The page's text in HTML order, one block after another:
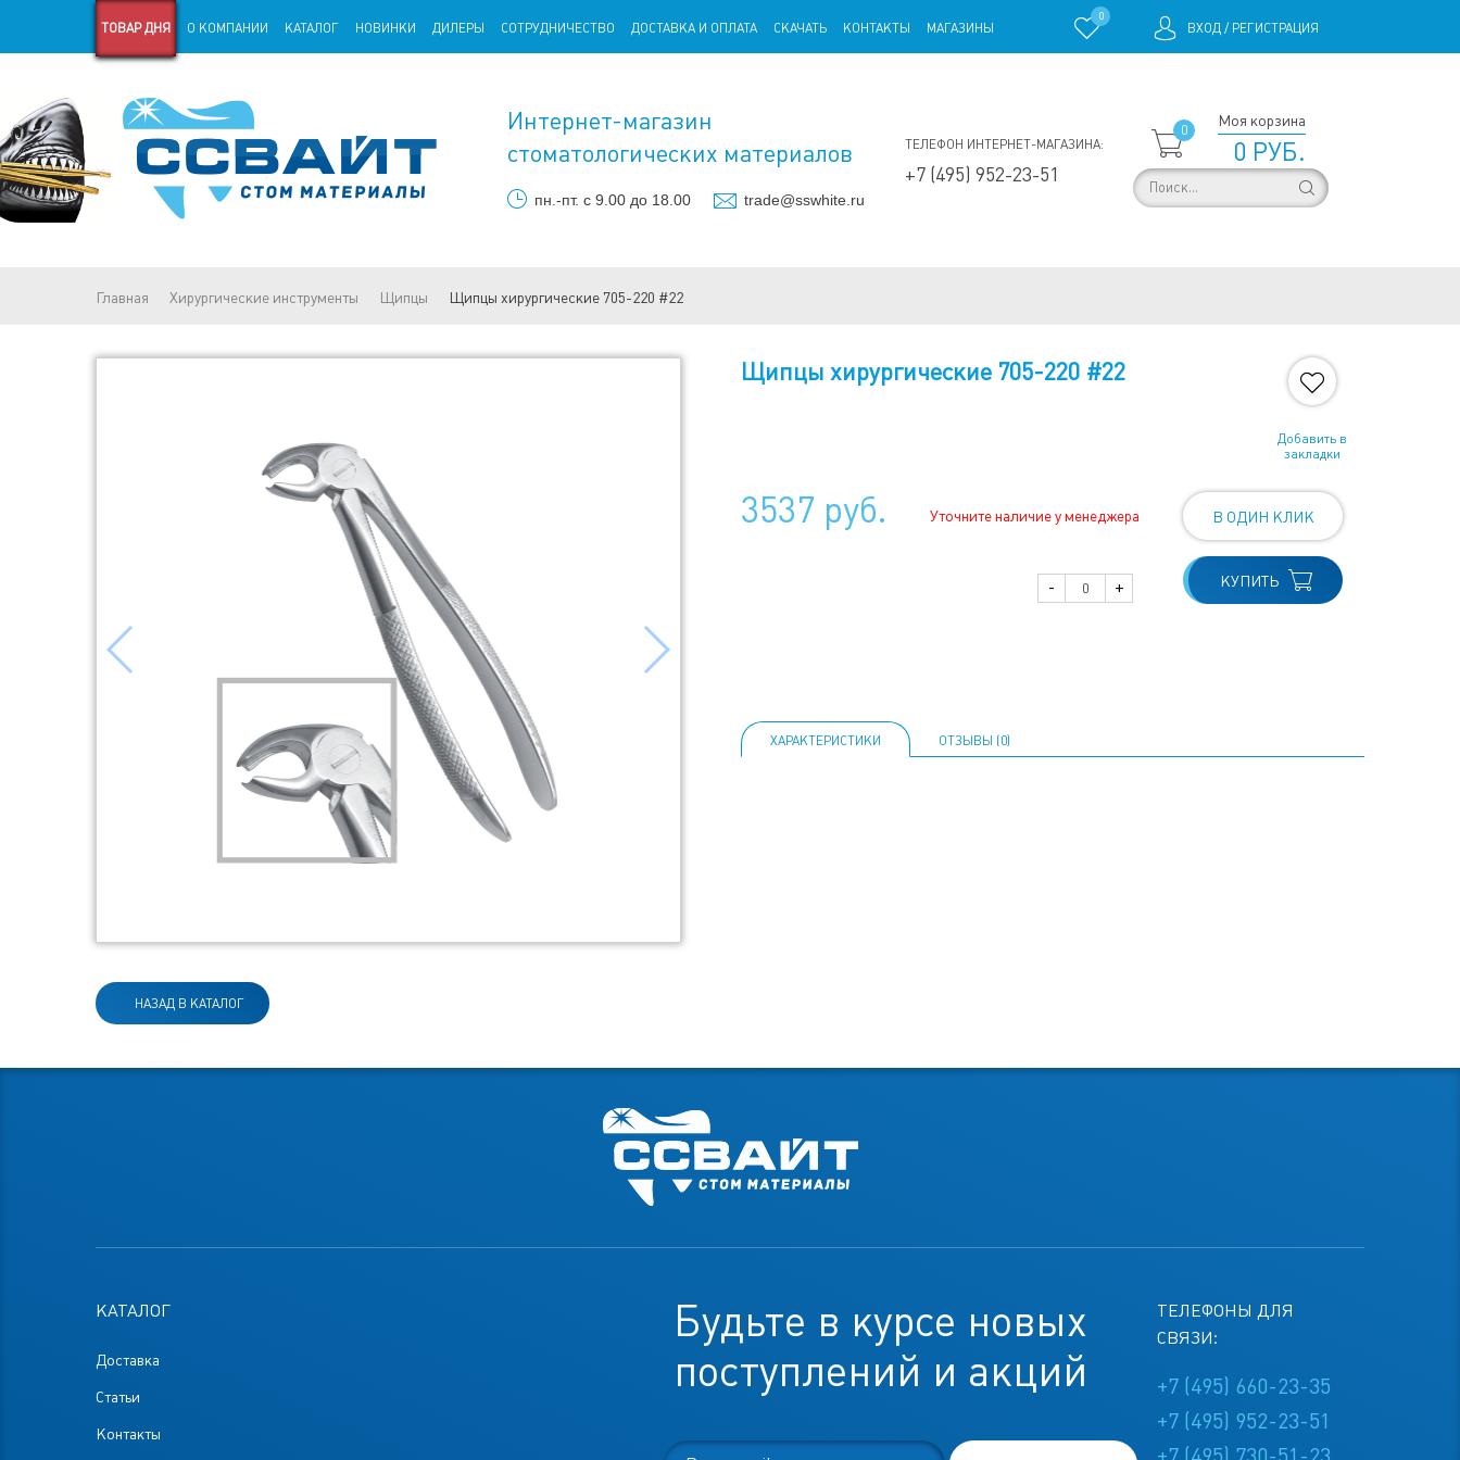
ТОВАР ДНЯ О КОМПАНИИ КАТАЛОГ НОВИНКИ ДИЛЕРЫ СОТРУДНИЧЕСТВО ДОСТАВКА И ОПЛАТА СКАЧАТЬ КОНТАКТЫ МАГАЗИНЫ
0
ВХОД / РЕГИСТРАЦИЯ
Интернет-магазин
стоматологических материалов
пн.-пт. с 9.00 до 18.00 trade@sswhite.ru
ТЕЛЕФОН ИНТЕРНЕТ-МАГАЗИНА:
+7 (495) 952-23-51
0
Моя корзина
0 РУБ.
Главная Хирургические инструменты Щипцы Щипцы хирургические 705-220 #22
НАЗАД В КАТАЛОГ
Щипцы хирургические 705-220 #22
Добавить в
закладки
3537 руб. Уточните наличие у менеджера
- +
В ОДИН КЛИК
КУПИТЬ
ХАРАКТЕРИСТИКИ ОТЗЫВЫ (0)
КАТАЛОГ
Доставка
Статьи
Контакты
Будьте в курсе новых
поступлений и акций
ТЕЛЕФОНЫ ДЛЯ
СВЯЗИ:
+7 (495) 660-23-35
+7 (495) 952-23-51